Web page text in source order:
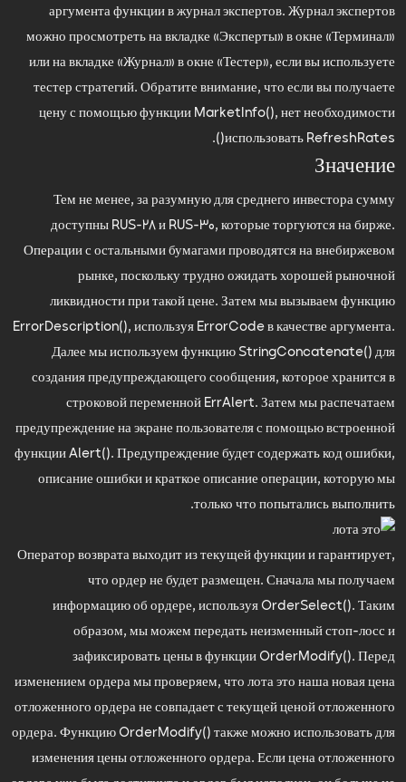
аргумента функции в журнал экспертов. Журнал экспертов
можно просмотреть на вкладке «Эксперты» в окне «Терминал»
или на вкладке «Журнал» в окне «Тестер», если вы используете
тестер стратегий. Обратите внимание, что если вы получаете
цену с помощью функции MarketInfo(), нет необходимости
использовать RefreshRates().
Значение
Тем не менее, за разумную для среднего инвестора сумму
доступны RUS-28 и RUS-30, которые торгуются на бирже.
Операции с остальными бумагами проводятся на внебиржевом
рынке, поскольку трудно ожидать хорошей рыночной
ликвидности при такой цене. Затем мы вызываем функцию
ErrorDescription(), используя ErrorCode в качестве аргумента.
Далее мы используем функцию StringConcatenate() для
создания предупреждающего сообщения, которое хранится в
строковой переменной ErrAlert. Затем мы распечатаем
предупреждение на экране пользователя с помощью встроенной
функции Alert(). Предупреждение будет содержать код ошибки,
описание ошибки и краткое описание операции, которую мы
только что попытались выполнить.
Оператор возврата выходит из текущей функции и гарантирует,
что ордер не будет размещен. Сначала мы получаем
информацию об ордере, используя OrderSelect(). Таким
образом, мы можем передать неизменный стоп-лосс и
зафиксировать цены в функции OrderModify(). Перед
изменением ордера мы проверяем, чтолота этонаша новая цена
отложенного ордера не совпадает с текущей ценой отложенного
ордера. Функцию OrderModify() также можно использовать для
изменения цены отложенного ордера. Если цена отложенного